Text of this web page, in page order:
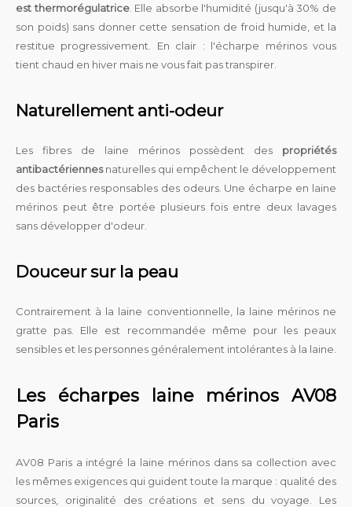
est thermorégulatrice. Elle absorbe l'humidité (jusqu'à 30% de
son poids) sans donner cette sensation de froid humide, et la
restitue progressivement. En clair : l'écharpe mérinos vous
tient chaud en hiver mais ne vous fait pas transpirer.
Naturellement anti-odeur
Les fibres de laine mérinos possèdent des propriétés
antibactériennesnaturelles qui empêchent le développement
des bactéries responsables des odeurs. Une écharpe en laine
mérinos peut être portée plusieurs fois entre deux lavages
sans développer d'odeur.
Douceur sur la peau
Contrairement à la laine conventionnelle, la laine mérinos ne
gratte pas. Elle est recommandée même pour les peaux
sensibles et les personnes généralement intolérantes à la laine.
Les écharpes laine mérinos AV08
Paris
AV08 Paris a intégré la laine mérinos dans sa collection avec
les mêmes exigences qui guident toute la marque : qualité des
sources, originalité des créations et sens du voyage. Les